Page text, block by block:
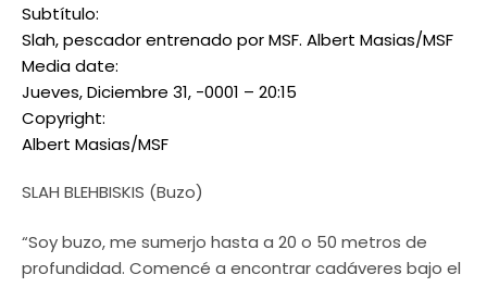
Subtítulo:
Slah, pescador entrenado por MSF. Albert Masias/MSF
Media date:
Jueves, Diciembre 31, -0001 – 20:15
Copyright:
Albert Masias/MSF
SLAH BLEHBISKIS (Buzo)
“Soy buzo, me sumerjo hasta a 20 o 50 metros de
profundidad. Comencé a encontrar cadáveres bajo el